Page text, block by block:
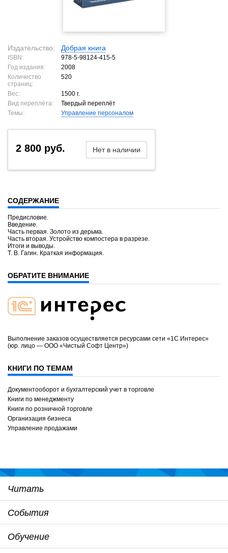
Издательство: Добрая книга
ISBN:
978-5-98124-415-5
Год издания:
2008
Количество
страниц:
520
Вес:
1500 г.
Вид переплёта:
Твердый переплёт
Темы:
Управление персоналом
2 800 руб. Нет в наличии
СОДЕРЖАНИЕ
Предисловие.
Введение.
Часть первая. Золото из дерьма.
Часть вторая. Устройство компостера в разрезе.
Итоги и выводы.
Т. В. Гагин. Краткая информация.
ОБРАТИТЕ ВНИМАНИЕ
Выполнение заказов осуществляется ресурсами сети «1С Интерес»
(юр. лицо — ООО «Чистый Софт Центр»)
КНИГИ ПО ТЕМАМ
Документооборот и бухгалтерский учет в торговле
Книги по менеджменту
Книги по розничной торговле
Организация бизнеса
Управление продажами
Читать
События
Обучение